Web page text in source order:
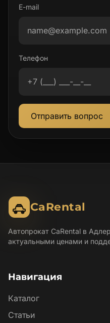
E-mail
Телефон
Отправить вопрос
CaRental
Автопрокат CaRental в
актуальными ценами и
Навигация
Каталог
Статьи